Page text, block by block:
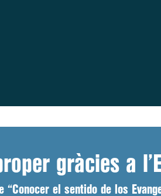
gràcies a
“Conocer el sentido de los